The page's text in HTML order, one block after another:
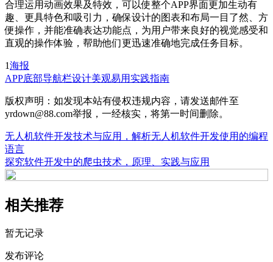
合理运用动画效果及特效，可以使整个APP界面更加生动有
趣、更具特色和吸引力，确保设计的图表和布局一目了然、方
便操作，并能准确表达功能点，为用户带来良好的视觉感受和
直观的操作体验，帮助他们更迅速准确地完成任务目标。
1海报
APP底部导航栏设计美观易用实践指南
版权声明：如发现本站有侵权违规内容，请发送邮件至
yrdown@88.com举报，一经核实，将第一时间删除。
无人机软件开发技术与应用，解析无人机软件开发使用的编程
语言
探究软件开发中的爬虫技术，原理、实践与应用
相关推荐
暂无记录
发布评论